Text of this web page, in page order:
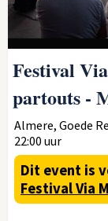
Festival
partouts -
Almere, Goede
22:00 uur
Dit event is
Festival Via